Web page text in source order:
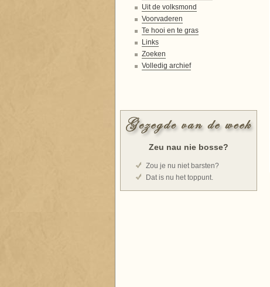
Uit de volksmond
Voorvaderen
Te hooi en te gras
Links
Zoeken
Volledig archief
Zeu nau nie bosse?
Zou je nu niet barsten?
Dat is nu het toppunt.